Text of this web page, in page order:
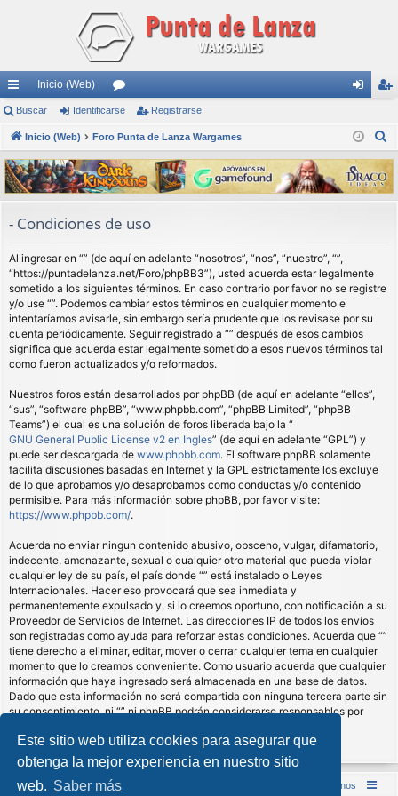
Este sitio web utiliza cookies para asegurar que
obtenga la mejor experiencia en nuestro sitio
web. Saber más
nl
ac
es
rá
s
Inicio (Web)
or
os nti
fic
ar
ist
ra
rs
Buscar Identificarse Registrarse
Inicio (Web) Foro Punta de Lanza Wargames
s
c
- Condiciones de uso
Al ingresar en “” (de aquí en adelante “nosotros”, “nos”, “nuestro”, “”,
“https://puntadelanza.net/Foro/phpBB3”), usted acuerda estar legalmente
sometido a los siguientes términos. En caso contrario por favor no se registre
y/o use “”. Podemos cambiar estos términos en cualquier momento e
intentaríamos avisarle, sin embargo sería prudente que los revisase por su
cuenta periódicamente. Seguir registrado a “” después de esos cambios
significa que acuerda estar legalmente sometido a esos nuevos términos tal
como fueron actualizados y/o reformados.
Nuestros foros están desarrollados por phpBB (de aquí en adelante “ellos”,
“sus”, “software phpBB”, “www.phpbb.com”, “phpBB Limited”, “phpBB
Teams”) el cual es una solución de foros liberada bajo la “
GNU General Public License v2 en Ingles” (de aquí en adelante “GPL”) y
puede ser descargada de www.phpbb.com. El software phpBB solamente
facilita discusiones basadas en Internet y la GPL estrictamente los excluye
de lo que aprobamos y/o desaprobamos como conductas y/o contenido
permisible. Para más información sobre phpBB, por favor visite:
https://www.phpbb.com/.
Acuerda no enviar ningun contenido abusivo, obsceno, vulgar, difamatorio,
indecente, amenazante, sexual o cualquier otro material que pueda violar
cualquier ley de su país, el país donde “” está instalado o Leyes
Internacionales. Hacer eso provocará que sea inmediata y
permanentemente expulsado y, si lo creemos oportuno, con notificación a su
Proveedor de Servicios de Internet. Las direcciones IP de todos los envíos
son registradas como ayuda para reforzar estas condiciones. Acuerda que “”
tiene derecho a eliminar, editar, mover o cerrar cualquier tema en cualquier
momento que lo creamos conveniente. Como usuario acuerda que cualquier
información que haya ingresado será almacenada en una base de datos.
Dado que esta información no será compartida con ninguna tercera parte sin
su consentimiento, ni “” ni phpBB podrán considerarse responsables por
comprometidos.
Inicio (Web) Foro Punta de Lanza Wargames Contáctenos